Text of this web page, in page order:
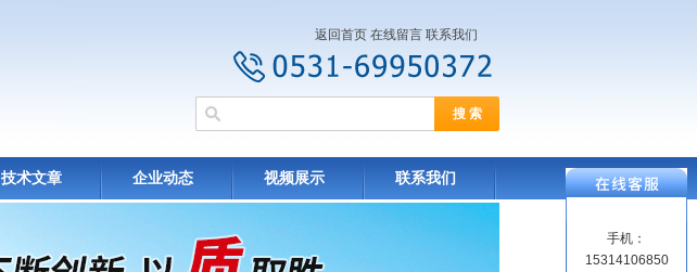
返回首页 在线留言 联系我们
技术文章 企业动态 视频展示 联系我们
手机：
15314106850